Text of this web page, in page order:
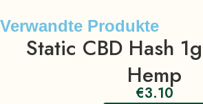
Verwandte Produkte
Static CBD Hash
Hemp
€3.10